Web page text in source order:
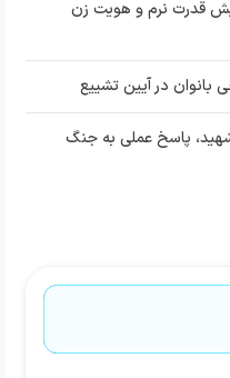
قدرت نرم و هویت زن
بانوان در آیین تشییع
پاسخ عملی به جنگ